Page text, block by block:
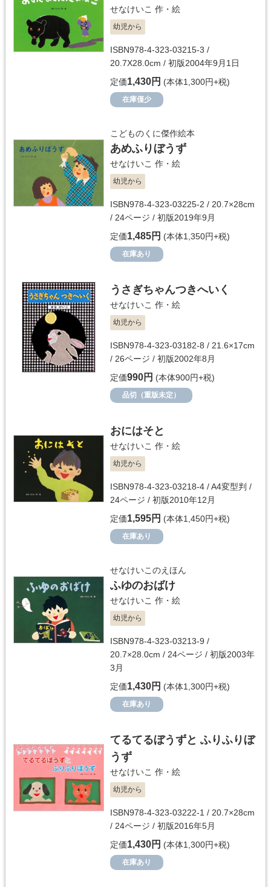
せなけいこ 作・絵
幼児から
ISBN978-4-323-03215-3 /
20.7X28.0cm / 初版2004年9月1日
定価1,430円 (本体1,300円+税)
在庫僅少
こどものくに傑作絵本
あめふりぼうず
せなけいこ 作・絵
幼児から
ISBN978-4-323-03225-2 / 20.7×28cm
/ 24ページ / 初版2019年9月
定価1,485円 (本体1,350円+税)
在庫あり
うさぎちゃんつきへいく
せなけいこ 作・絵
幼児から
ISBN978-4-323-03182-8 / 21.6×17cm
/ 26ページ / 初版2002年8月
定価990円 (本体900円+税)
品切（重版未定）
おにはそと
せなけいこ 作・絵
幼児から
ISBN978-4-323-03218-4 / A4変型判 /
24ページ / 初版2010年12月
定価1,595円 (本体1,450円+税)
在庫あり
せなけいこのえほん
ふゆのおばけ
せなけいこ 作・絵
幼児から
ISBN978-4-323-03213-9 /
20.7×28.0cm / 24ページ / 初版2003年
3月
定価1,430円 (本体1,300円+税)
在庫あり
てるてるぼうずと ふりふりぼ
うず
せなけいこ 作・絵
幼児から
ISBN978-4-323-03222-1 / 20.7×28cm
/ 24ページ / 初版2016年5月
定価1,430円 (本体1,300円+税)
在庫あり